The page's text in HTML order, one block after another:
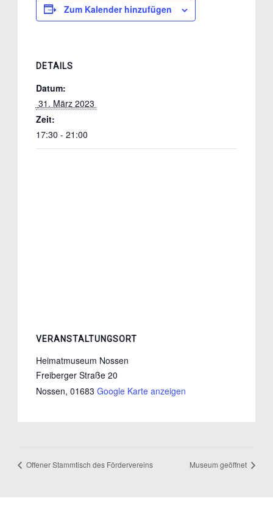
Zum Kalender hinzufügen
DETAILS
Datum:
31. März 2023
Zeit:
17:30 - 21:00
VERANSTALTUNGSORT
Heimatmuseum Nossen
Freiberger Straße 20
Nossen, 01683 Google Karte anzeigen
Offener Stammtisch des Fördervereins Museum geöffnet